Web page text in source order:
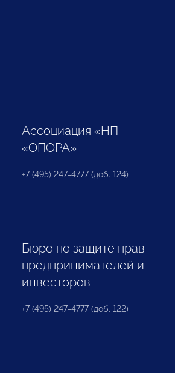
Ассоциация «НП
«ОПОРА»
+7 (495) 247-4777 (доб. 124)
Бюро по защите прав
предпринимателей и
инвесторов
+7 (495) 247-4777 (доб. 122)